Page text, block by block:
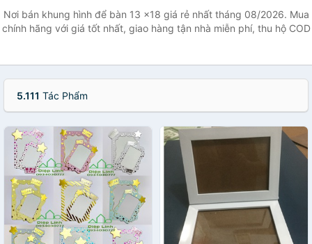
Nơi bán khung hình để bàn 13 x18 giá rẻ nhất tháng 08/2026. Mua
chính hãng với giá tốt nhất, giao hàng tận nhà miễn phí, thu hộ COD
5.111 Tác Phẩm